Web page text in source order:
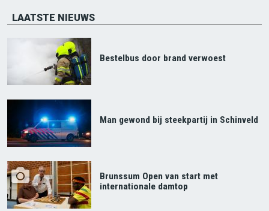
LAATSTE NIEUWS
Bestelbus door brand verwoest
Man gewond bij steekpartij in Schinveld
Brunssum Open van start met
internationale damtop